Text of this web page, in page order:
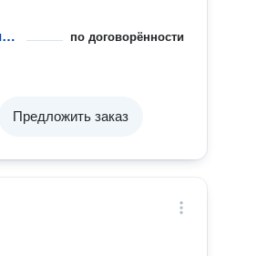
Установка потолочного светильника на планку по договорённости
Предложить заказ